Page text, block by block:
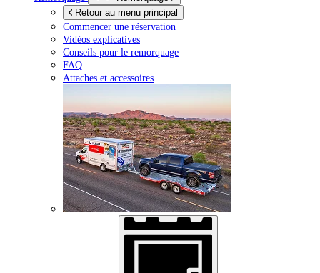
Retour au menu principal
Commencer une réservation
Vidéos explicatives
Conseils pour le remorquage
FAQ
Attaches et accessoires